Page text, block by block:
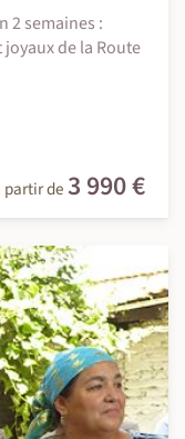
2 semaines :
de la Route
partir de 3 990 €